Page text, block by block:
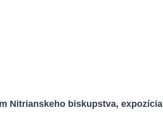
Nitrianskeho biskupstva, expozícia